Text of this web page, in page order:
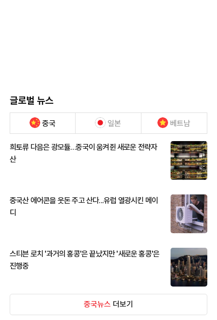
글로벌 뉴스
중국 일본 베트남
희토류 다음은 광모듈…중국이 움켜쥔 새로운 전략자
산
중국산 에어콘을 웃돈 주고 산다...유럽 열광시킨 메이
디
스티븐 로치 '과거의 홍콩'은 끝났지만 '새로운 홍콩'은
진행중
중국뉴스 더보기